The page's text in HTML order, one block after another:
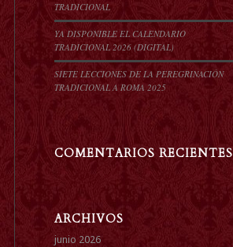
TRADICIONAL
YA DISPONIBLE EL CALENDARIO
TRADICIONAL 2026 (DIGITAL)
SIETE LECCIONES DE LA PEREGRINACIÓN
TRADICIONAL A ROMA 2025
COMENTARIOS RECIENTES
ARCHIVOS
junio 2026